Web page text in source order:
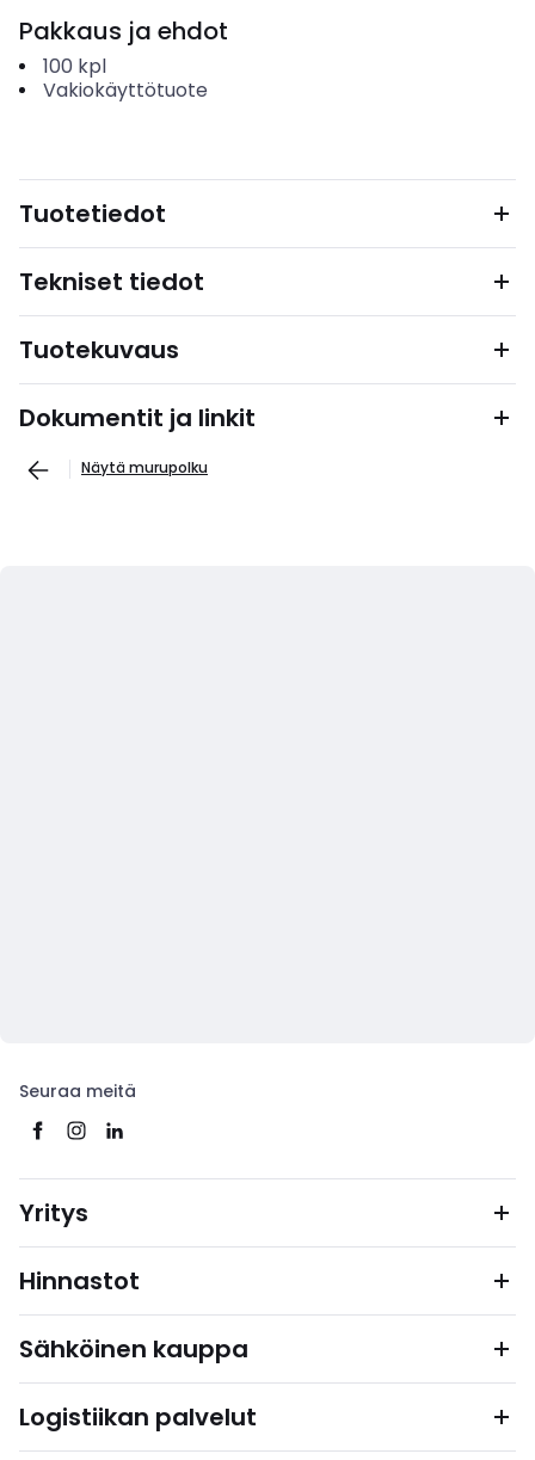
Pakkaus ja ehdot
100 kpl
Vakiokäyttötuote
Tuotetiedot
Tekniset tiedot
Tuotekuvaus
Dokumentit ja linkit
Näytä murupolku
Seuraa meitä
Yritys
Hinnastot
Sähköinen kauppa
Logistiikan palvelut